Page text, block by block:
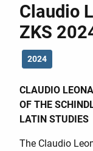
Claudio
ZKS
2024
CLAUDIO
OF THE
LATIN STUDIES
The Claudio